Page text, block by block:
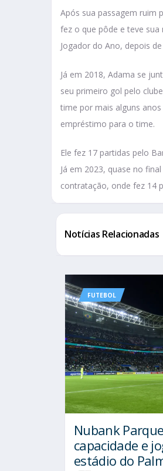
Após sua passagem ruim
fez o que pôde e teve
Jogador do Ano, depois
Já em 2018, Adama se
seu primeiro gol pelo
time por mais alguns
empréstimo para o time.
Ele fez 17 partidas pelo
Já em 2023, quase no
contratação, onde fez 14
Notícias Relacionadas
FUTEBOL
Nubank
capacidade e
estádio do